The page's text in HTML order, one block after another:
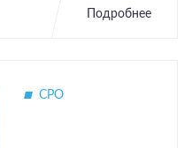
Подробнее
СРО